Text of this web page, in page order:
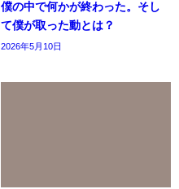
僕の中で何かが終わった。そし
て僕が取った動とは？
2026年5月10日